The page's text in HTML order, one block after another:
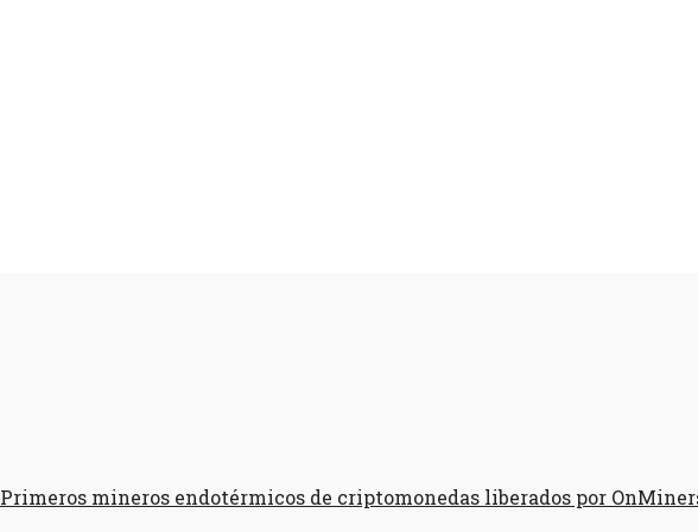
Primeros mineros endotérmicos de criptomonedas liberados por